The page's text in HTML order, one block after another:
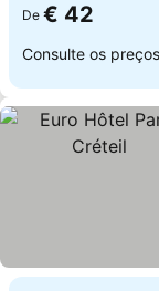
De € 42
Consulte os